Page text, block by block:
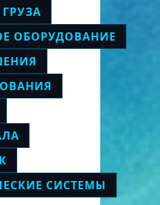
ОБОРУДОВАНИЕ
СИСТЕМЫ